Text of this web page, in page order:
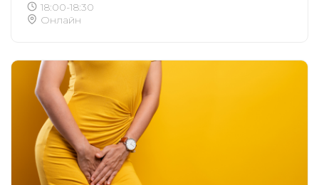
18:00-18:30
Онлайн